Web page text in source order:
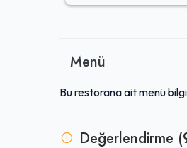
Menü
Bu restorana ait menü
Değerlendirme